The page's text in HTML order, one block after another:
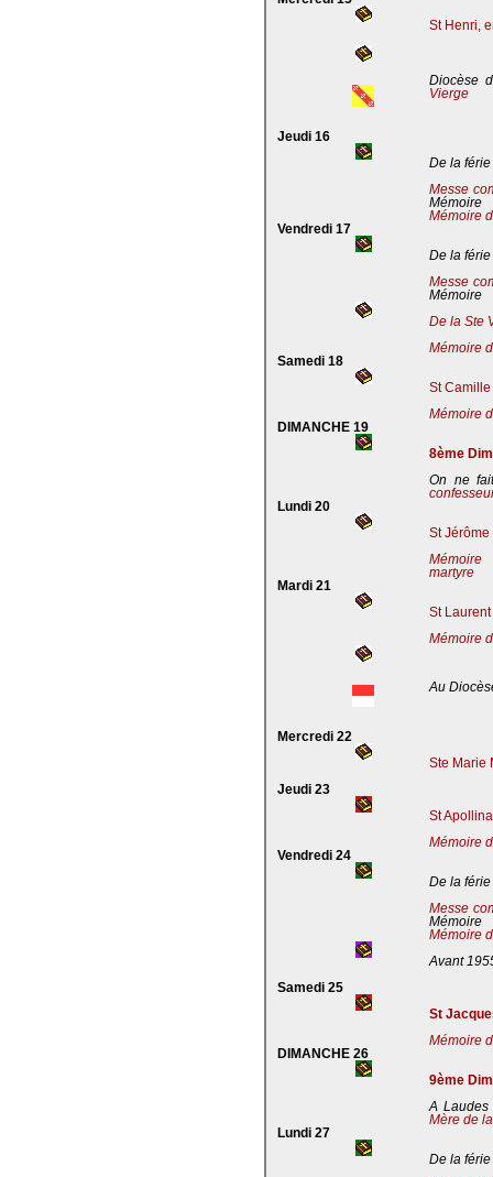
St Henri,
Diocèse
Vierge
Jeudi 16
De la férie
Messe
Mémoire
Mémoire
Vendredi 17
De la férie
Messe
Mémoire
De la Ste
Mémoire
Samedi 18
St
Mémoire
DIMANCHE 19
8ème
On ne
Lundi 20
St
Mémoire
martyre
Mardi 21
St
Mémoire
Au
Mercredi 22
Ste Marie
Jeudi 23
St
Mémoire
Vendredi 24
De la férie
Messe
Mémoire
Mémoire
Avant
Samedi 25
St
Mémoire
DIMANCHE 26
9ème
A
Mère de
Lundi 27
De la férie